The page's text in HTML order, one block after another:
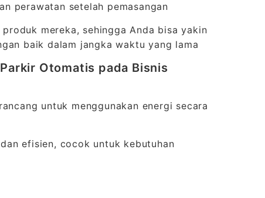
perawatan setelah pemasangan
mereka, sehingga Anda bisa yakin
baik dalam jangka waktu yang lama
Otomatis pada Bisnis
untuk menggunakan energi secara
efisien, cocok untuk kebutuhan